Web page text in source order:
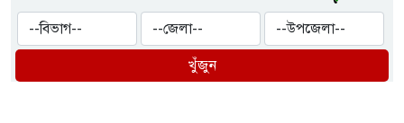
খুঁজুন